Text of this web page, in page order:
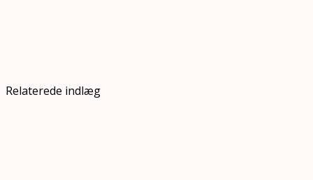
Relaterede indlæg